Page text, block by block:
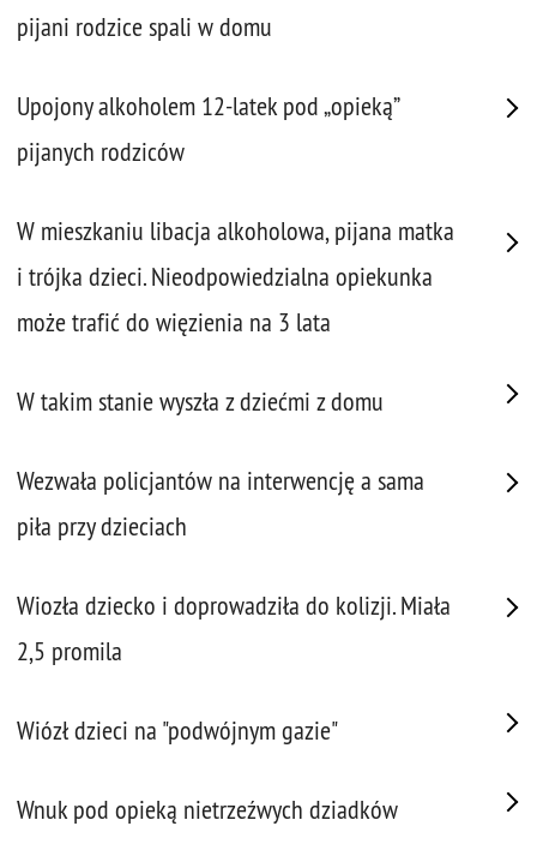
pijani rodzice spali w domu
Upojony alkoholem 12-latek pod „opieką”
pijanych rodziców
W mieszkaniu libacja alkoholowa, pijana matka
i trójka dzieci. Nieodpowiedzialna opiekunka
może trafić do więzienia na 3 lata
W takim stanie wyszła z dziećmi z domu
Wezwała policjantów na interwencję a sama
piła przy dzieciach
Wiozła dziecko i doprowadziła do kolizji. Miała
2,5 promila
Wiózł dzieci na "podwójnym gazie"
Wnuk pod opieką nietrzeźwych dziadków